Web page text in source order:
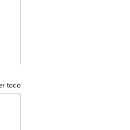
todo